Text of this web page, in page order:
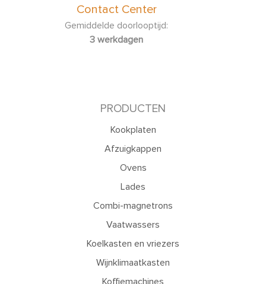
Contact Center
Gemiddelde doorlooptijd:
3 werkdagen
PRODUCTEN
Kookplaten
Afzuigkappen
Ovens
Lades
Combi-magnetrons
Vaatwassers
Koelkasten en vriezers
Wijnklimaatkasten